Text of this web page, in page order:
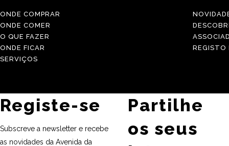
ONDE COMPRAR
ONDE COMER
O QUE FAZER
ONDE FICAR
SERVIÇOS
REGISTO
Registe-se
Subscreve a newsletter e recebe
as novidades da Avenida da
Partilhe
os seus